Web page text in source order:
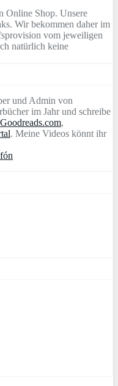
Online Shop. Unsere
Wir bekommen daher im
vom jeweiligen
natürlich keine
und Admin von
im Jahr und schreibe
Goodreads.com,
. Meine Videos könnt ihr